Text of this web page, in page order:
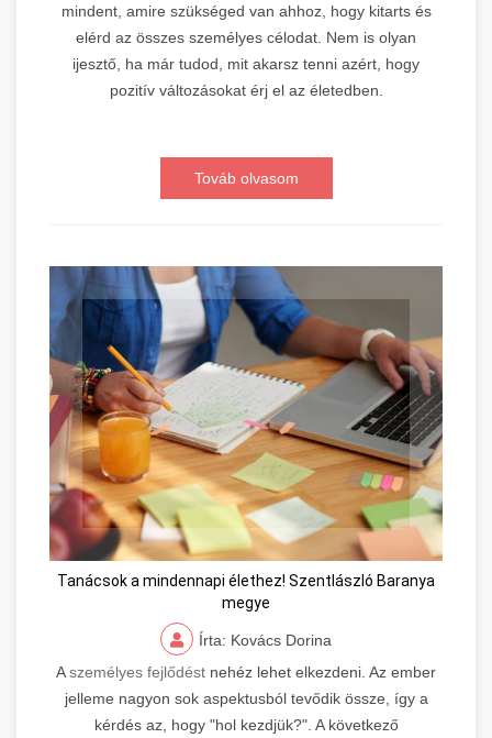
mindent, amire szükséged van ahhoz, hogy kitarts és
elérd az összes személyes célodat. Nem is olyan
ijesztő, ha már tudod, mit akarsz tenni azért, hogy
pozitív változásokat érj el az életedben.
Továb olvasom
Tanácsok a mindennapi élethez! Szentlászló Baranya
megye
Írta: Kovács Dorina
Aszemélyes fejlődést nehéz lehet elkezdeni. Az ember
jelleme nagyon sok aspektusból tevődik össze, így a
kérdés az, hogy "hol kezdjük?". A következő